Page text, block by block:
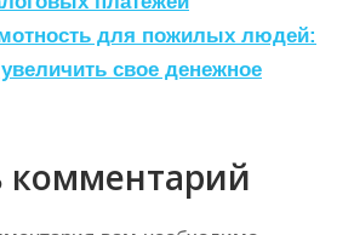
для пожилых людей:
свое денежное
комментарий